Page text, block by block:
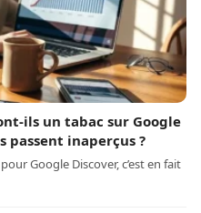
ils un tabac sur Google
passent inaperçus ?
Google Discover, c’est en fait